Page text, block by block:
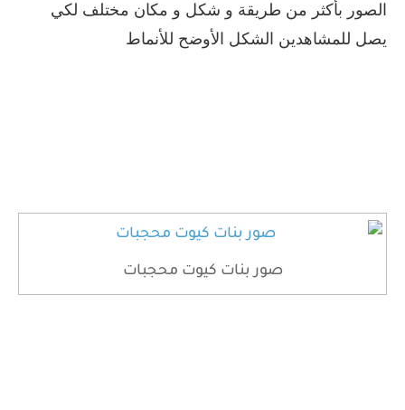
الصور بأكثر من طريقة و شكل و مكان مختلف لكي
يصل للمشاهدين الشكل الأوضح للأنماط
صور بنات كيوت محجبات